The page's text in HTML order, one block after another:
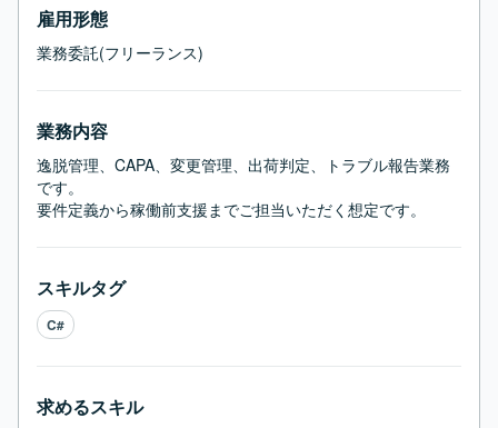
雇用形態
業務委託(フリーランス)
業務内容
逸脱管理、CAPA、変更管理、出荷判定、トラブル報告業務
です。
要件定義から稼働前支援までご担当いただく想定です。
スキルタグ
C#
求めるスキル